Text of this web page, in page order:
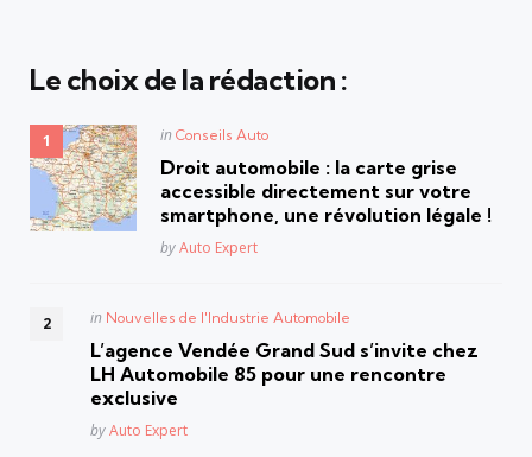
Le choix de la rédaction :
Posted
in Conseils Auto
Droit automobile : la carte grise
accessible directement sur votre
smartphone, une révolution légale !
Posted
byAuto Expert
Posted
in Nouvelles de l'Industrie Automobile
L’agence Vendée Grand Sud s’invite chez
LH Automobile 85 pour une rencontre
exclusive
Posted
byAuto Expert